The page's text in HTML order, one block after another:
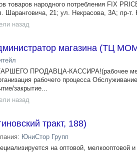
товаров народного потребления FIX
Шаранговича, 21; ул. Некрасова, 3А; пр-т.
назад
магазина (ТЦ
ПРОДАВЦА-КАССИРА!(рабочее
рабочего процесса
закрытие...
назад
тракт, 188)
ЮниСтор Групп
на оптовой, мелкооптовой